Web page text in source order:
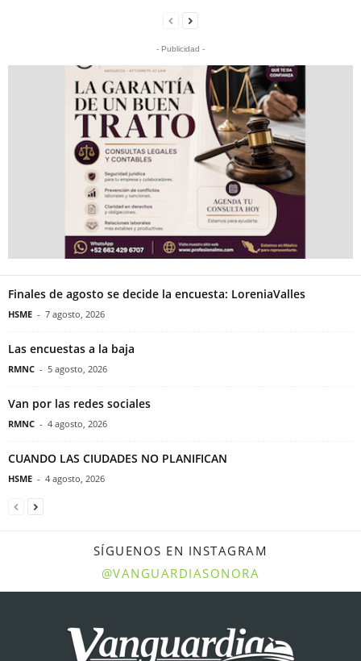
- Publicidad -
Finales de agosto se decide la encuesta: LoreniaValles
HSME - 7 agosto, 2026
Las encuestas a la baja
RMNC - 5 agosto, 2026
Van por las redes sociales
RMNC - 4 agosto, 2026
CUANDO LAS CIUDADES NO PLANIFICAN
HSME - 4 agosto, 2026
SÍGUENOS EN INSTAGRAM
@VANGUARDIASONORA